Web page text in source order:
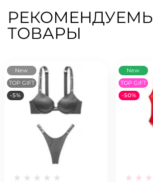
ТОВАРЫ
New
TOP GIFT
-5%
New
TOP GIFT
-50%